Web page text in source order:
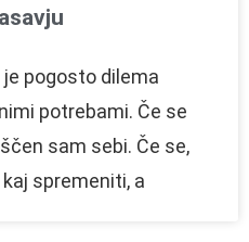
pogosto dilema
potrebami. Če se
sam sebi. Če se,
spremeniti, a